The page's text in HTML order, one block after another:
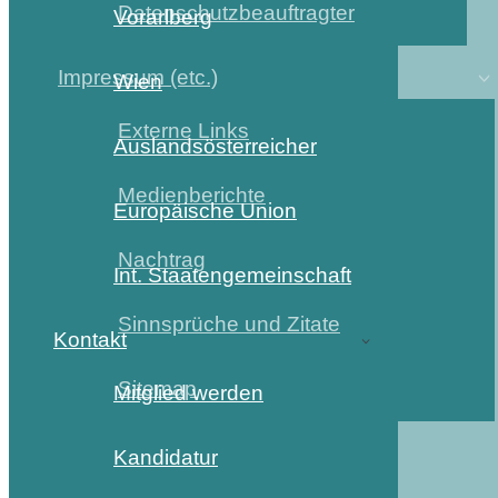
Datenschutzbeauftragter
Impressum (etc.)
Externe Links
Medienberichte
Nachtrag
Sinnsprüche und Zitate
Sitemap
Vorarlberg
Wien
Auslandsösterreicher
Europäische Union
Int. Staatengemeinschaft
Kontakt
Mitglied werden
Kandidatur